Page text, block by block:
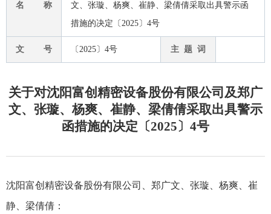
名 称
文、张璇、杨爽、崔静、梁倩倩采取出具警示函
措施的决定〔2025〕4号
文 号 〔2025〕4号 主 题 词
关于对沈阳富创精密设备股份有限公司及郑广
文、张璇、杨爽、崔静、梁倩倩采取出具警示
函措施的决定〔2025〕4号
沈阳富创精密设备股份有限公司、郑广文、张璇、杨爽、崔
静、梁倩倩：